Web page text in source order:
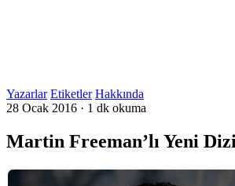
Yazarlar Etiketler Hakkında
28 Ocak 2016 · 1 dk okuma
Martin Freeman’lı Yeni